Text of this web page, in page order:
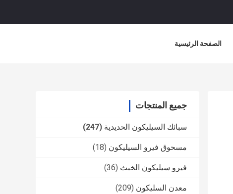
الصفحة الرئيسية
جميع المنتجات
سبائك السيليكون الحديدية (247)
مسحوق فيرو السيليكون (18)
فيرو سيليكون الخبث (36)
معدن السليكون (209)